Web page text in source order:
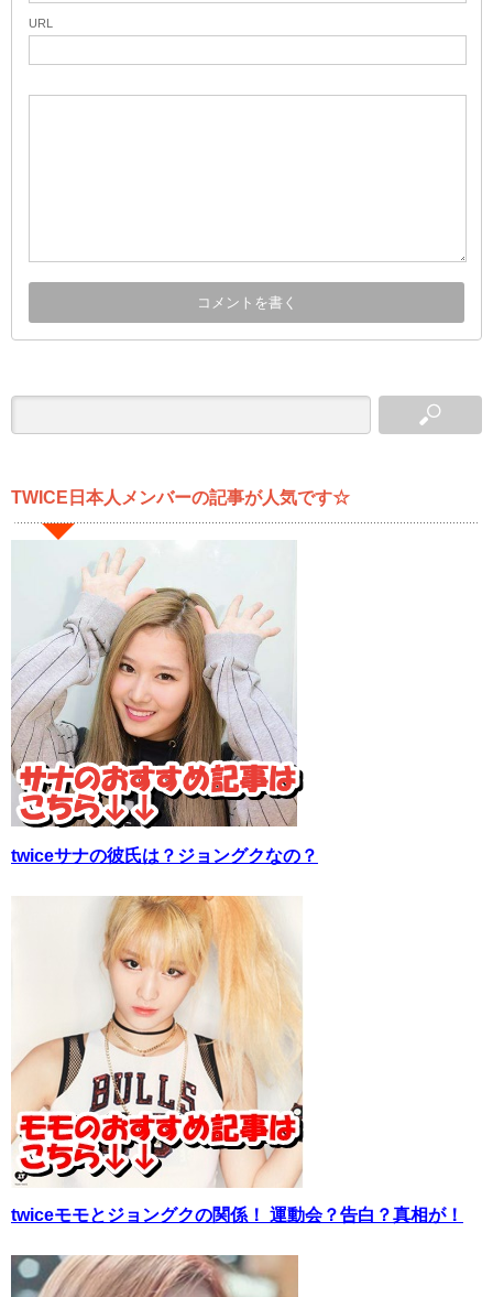
URL
TWICE日本人メンバーの記事が人気です☆
twiceサナの彼氏は？ジョングクなの？
twiceモモとジョングクの関係！ 運動会？告白？真相が！